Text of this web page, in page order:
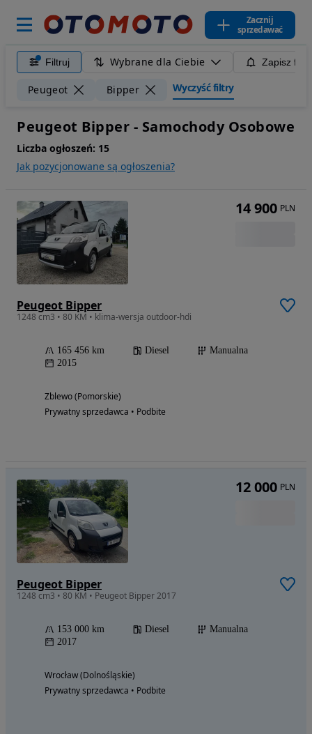
Zacznij
sprzedawać
Filtruj Wybrane dla Ciebie Zapisz
Peugeot Bipper Wyczyść filtry
Peugeot Bipper - Samochody Osobowe
Liczba ogłoszeń: 15
Jak pozycjonowane są ogłoszenia?
Peugeot Bipper
1248 cm3 • 80 KM • klima-wersja outdoor-hdi
165 456 km Diesel
Manualna
2015
Zblewo (Pomorskie)
Prywatny sprzedawca • Podbite
14 900 PLN
Peugeot Bipper
1248 cm3 • 80 KM • Peugeot Bipper 2017
153 000 km Diesel
Manualna
2017
Wrocław (Dolnośląskie)
Prywatny sprzedawca • Podbite
12 000 PLN